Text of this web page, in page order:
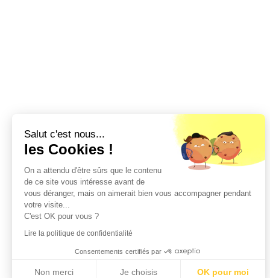
Salut c'est nous...
les Cookies !
On a attendu d'être sûrs que le contenu
de ce site vous intéresse avant de
vous déranger, mais on aimerait bien vous accompagner pendant
votre visite...
C'est OK pour vous ?
Lire la politique de confidentialité
Consentements certifiés par
Non merci Je choisis OK pour moi